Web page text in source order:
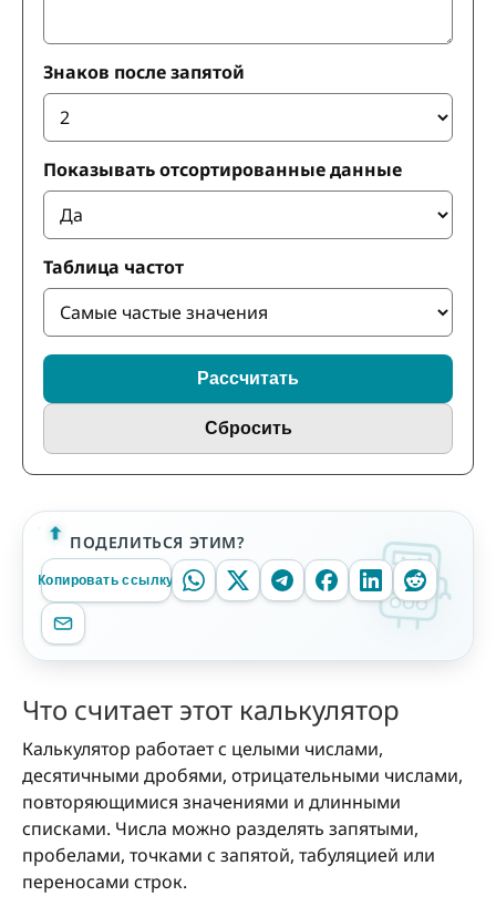
Знаков после запятой
Показывать отсортированные данные
Таблица частот
Рассчитать
Сбросить
ПОДЕЛИТЬСЯ ЭТИМ?
Копировать ссылку
Что считает этот калькулятор
Калькулятор работает с целыми числами,
десятичными дробями, отрицательными числами,
повторяющимися значениями и длинными
списками. Числа можно разделять запятыми,
пробелами, точками с запятой, табуляцией или
переносами строк.